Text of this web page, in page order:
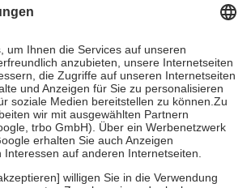
Mitglieder Zuzahlungen in Höhe von zehn
Es sind jedoch nie mehr als die tatsächlichen
zu entrichten.
grundsätzlich auch für Online-Apotheken.
Krankenpflege beträgt die
der Kosten sowie zehn Euro je
der Versicherten für ihre eigene Gesundheit zu
Stellung der Familie zu unterstützen,
an bei: